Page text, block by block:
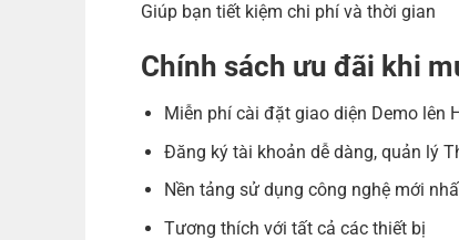
Giúp bạn tiết kiệm chi phí và thời gian
Chính sách ưu đãi khi
Miễn phí cài đặt giao diện Demo lên
Đăng ký tài khoản dễ dàng, quản lý
Nền tảng sử dụng công nghệ mới
Tương thích với tất cả các thiết bị